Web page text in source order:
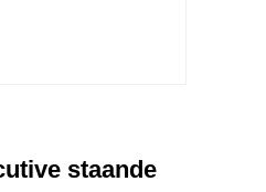
staande